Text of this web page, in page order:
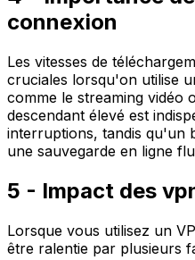
connexion
Les vitesses de
cruciales lorsqu'on utilise
comme le streaming vidéo
descendant élevé est
interruptions, tandis qu'un
une sauvegarde en ligne
5 - Impact des
Lorsque vous utilisez un
être ralentie par plusieurs